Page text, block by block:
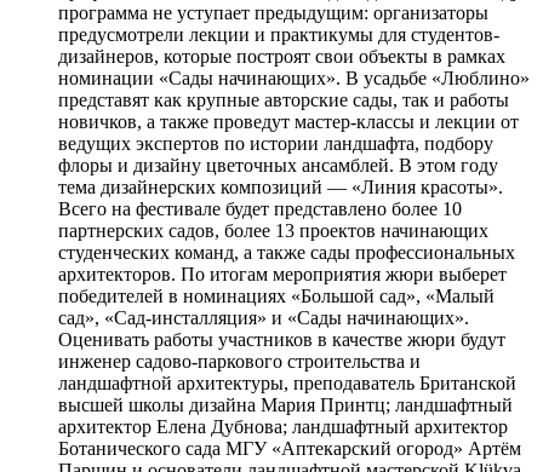
программа не уступает предыдущим: организаторы
предусмотрели лекции и практикумы для студентов-
дизайнеров, которые построят свои объекты в рамках
номинации «Сады начинающих». В усадьбе «Люблино»
представят как крупные авторские сады, так и работы
новичков, а также проведут мастер-классы и лекции от
ведущих экспертов по истории ландшафта, подбору
флоры и дизайну цветочных ансамблей. В этом году
тема дизайнерских композиций — «Линия красоты».
Всего на фестивале будет представлено более 10
партнерских садов, более 13 проектов начинающих
студенческих команд, а также сады профессиональных
архитекторов. По итогам мероприятия жюри выберет
победителей в номинациях «Большой сад», «Малый
сад», «Сад-инсталляция» и «Сады начинающих».
Оценивать работы участников в качестве жюри будут
инженер садово-паркового строительства и
ландшафтной архитектуры, преподаватель Британской
высшей школы дизайна Мария Принтц; ландшафтный
архитектор Елена Дубнова; ландшафтный архитектор
Ботанического сада МГУ «Аптекарский огород» Артём